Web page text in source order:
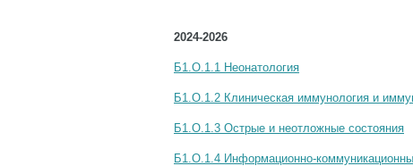
2024-2026
Б1.О.1.1 Неонатология
Б1.О.1.2 Клиническая иммунология и
Б1.О.1.3 Острые и неотложные состояния
Б1.О.1.4 Информационно-